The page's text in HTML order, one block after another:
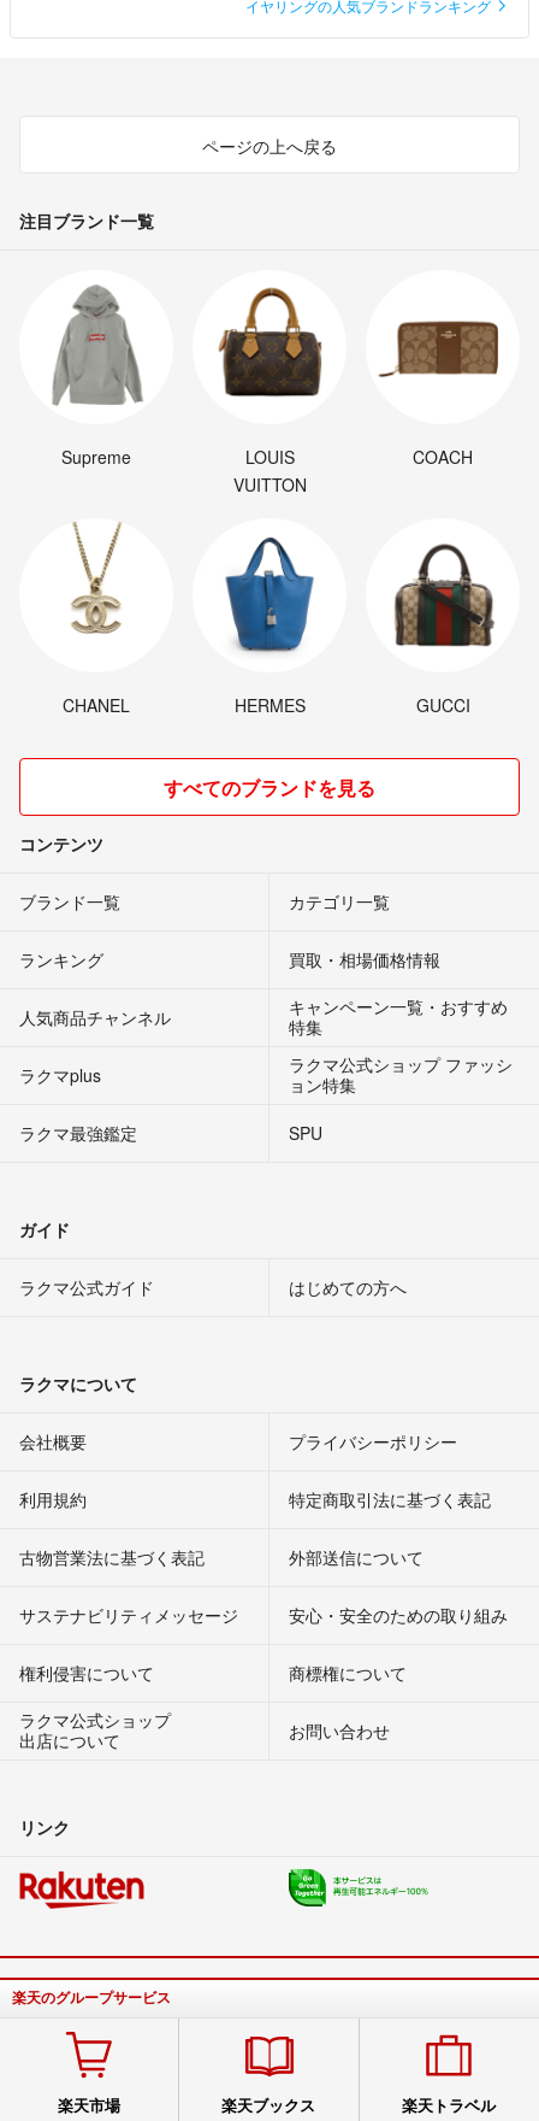
イヤリングの人気ブランドランキング
ページの上へ戻る
注目ブランド一覧
Supreme
LOUIS
VUITTON
COACH
CHANEL HERMES GUCCI
すべてのブランドを見る
コンテンツ
ブランド一覧 カテゴリ一覧
ランキング 買取・相場価格情報
人気商品チャンネル
キャンペーン一覧・おすすめ
特集
ラクマplus
ラクマ公式ショップ ファッシ
ョン特集
ラクマ最強鑑定
SPU
ガイド
ラクマ公式ガイド はじめての方へ
ラクマについて
会社概要 プライバシーポリシー
利用規約 特定商取引法に基づく表記
古物営業法に基づく表記 外部送信について
サステナビリティメッセージ 安心・安全のための取り組み
権利侵害について
商標権について
ラクマ公式ショップ
出店について
お問い合わせ
リンク
楽天のグループサービス
楽天市場 楽天ブックス 楽天トラベル